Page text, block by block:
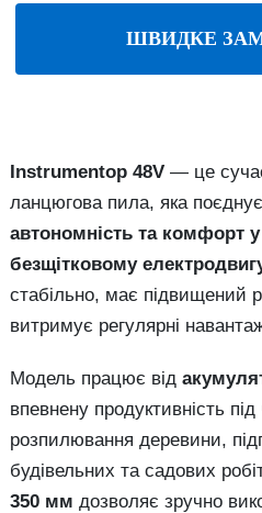
ШВИДКЕ
Instrumentop 48V — це
ланцюгова пила, яка поєднує
автономність та комфорт у
безщітковому
стабільно, має підвищений
витримує регулярні
Модель працює від
впевнену продуктивність під
розпилювання деревини,
будівельних та садових
350 мм дозволяє зручно